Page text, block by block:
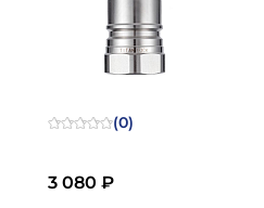
(0)
3 080 ₽